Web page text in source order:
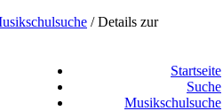
/Details zur
Startseite
Suche
Musikschulsuche